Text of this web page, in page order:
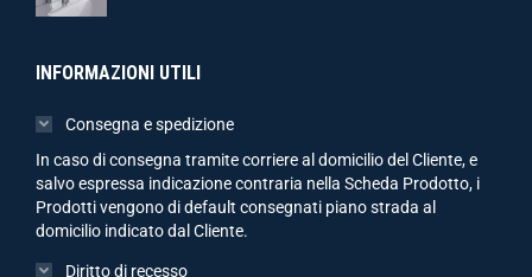
INFORMAZIONI UTILI
Consegna e spedizione
In caso di consegna tramite corriere al domicilio del Cliente, e
salvo espressa indicazione contraria nella Scheda Prodotto, i
Prodotti vengono di default consegnati piano strada al
domicilio indicato dal Cliente.
Diritto di recesso